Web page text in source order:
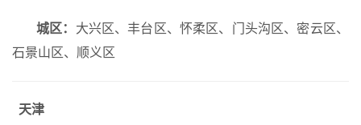
城区： 大兴区、丰台区、怀柔区、门头沟区、密云区、
石景山区、顺义区
天津